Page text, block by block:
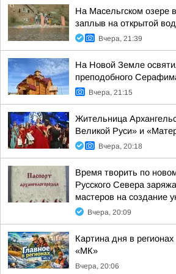
На Масельгском озере
заплыв на открытой
Вчера, 21:39
На Новой Земле
преподобного
Вчера, 21:15
Жительница
Великой Руси» и
Вчера, 20:18
Время творить по
Русского Севера
мастеров на создание
Вчера, 20:09
Картина дня в
«МК»
Вчера, 20:06